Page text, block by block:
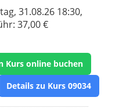
31.08.26 18:30,
37,00 €
Kurs online buchen
Details zu Kurs 09034